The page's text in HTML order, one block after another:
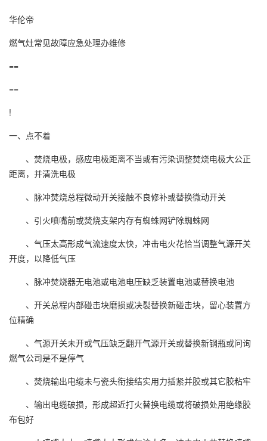
华伦帝
燃气灶常见故障应急处理办维修
==
==
!
一、点不着
、焚烧电极，感应电极距离不当或有污染调整焚烧电极大公正
距离，并清洗电极
、脉冲焚烧总程微动开关接触不良修补或替换微动开关
、引火喷嘴前或焚烧支架内存有蜘蛛网铲除蜘蛛网
、气压太高形成气流速度太快，冲击电火花恰当调整气源开关
开度，以降低气压
、脉冲焚烧器无电池或电池电压缺乏装置电池或替换电池
、开关总程内部碰击块磨损或决裂替换新碰击块，留心装置方
位精确
、气源开关未开或气压缺乏翻开气源开关或替换新钢瓶或问询
燃气公司是不是停气
、焚烧输出电缆未与瓷头衔接结实用力插紧并胶或其它胶粘牢
、输出电缆破损，形成超近打火替换电缆或将破损处用绝缘胶
布包好